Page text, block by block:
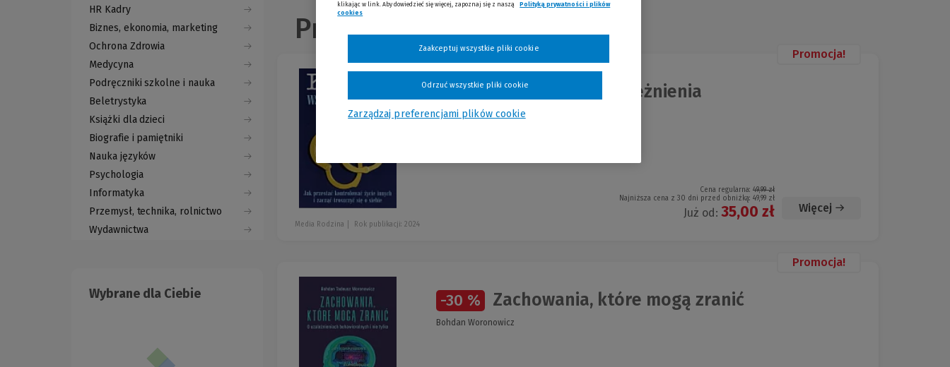
HR Kadry
Biznes, ekonomia, marketing
Ochrona Zdrowia
Medycyna
Podręczniki szkolne i nauka
Beletrystyka
Książki dla dzieci
Biografie i pamiętniki
Nauka języków
Psychologia
Informatyka
Przemysł, technika, rolnictwo
Wydawnictwa
Wybrane dla Ciebie
Promocje
Promocja!
-30 % Koniec współuzależnienia
Melody Beattie
Cena regularna: 49,99 zł
Najniższa cena z 30 dni przed obniżką: 49,99 zł
Już od: 35,00 zł Więcej
Media Rodzina Rok publikacji: 2024
Promocja!
-30 % Zachowania, które mogą zranić
Bohdan Woronowicz
klikając w link. Aby dowiedzieć się więcej, zapoznaj się z naszą
Polityką prywatności i plików
cookies
Zarządzaj preferencjami plików cookie
Odrzuć wszystkie pliki cookie
Zaakceptuj wszystkie pliki cookie